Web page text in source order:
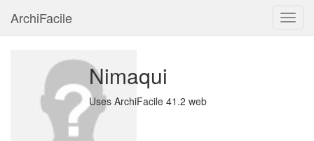
ArchiFacile
Nimaqui
Uses ArchiFacile 41.2 web